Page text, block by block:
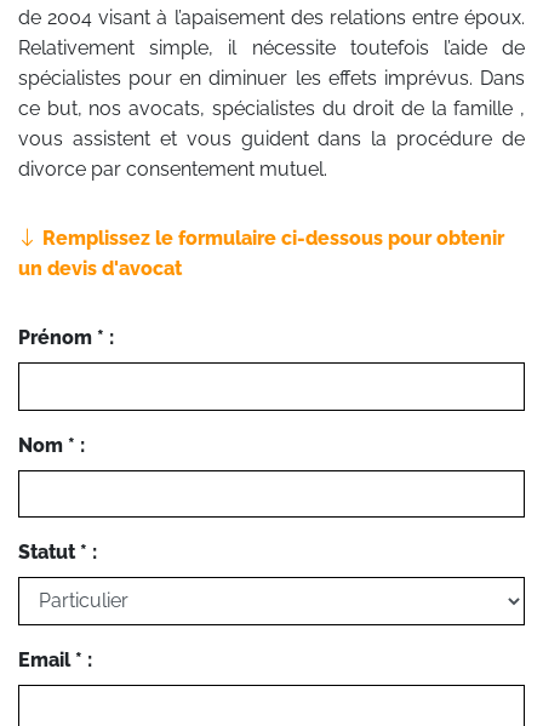
de 2004 visant à l’apaisement des relations entre époux.
Relativement simple, il nécessite toutefois l’aide de
spécialistes pour en diminuer les effets imprévus. Dans
ce but, nos avocats, spécialistes du droit de la famille ,
vous assistent et vous guident dans la procédure de
divorce par consentement mutuel.
Remplissez le formulaire ci-dessous pour obtenir
un devis d'avocat
Prénom * :
Nom * :
Statut * :
Email * :